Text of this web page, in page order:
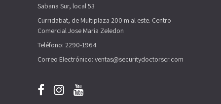
Sabana Sur, local 53
Curridabat, de Multiplaza 200 m al este. Centro
Comercial Jose Maria Zeledon
Teléfono: 2290-1964
Correo Electrónico: ventas@securitydoctorscr.com